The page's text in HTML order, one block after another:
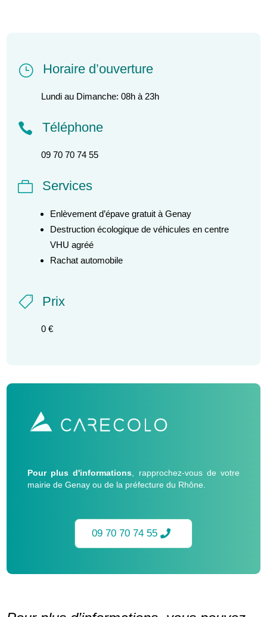
} Horaire d’ouverture
Lundi au Dimanche: 08h à 23h
 Téléphone
09 70 70 74 55
 Services
Enlèvement d’épave gratuit à Genay
Destruction écologique de véhicules en centre
VHU agréé
Rachat automobile
 Prix
0 €
Pour plus d'informations , rapprochez-vous de votre
mairie de Genay ou de la préfecture du Rhône.
09 70 70 74 55